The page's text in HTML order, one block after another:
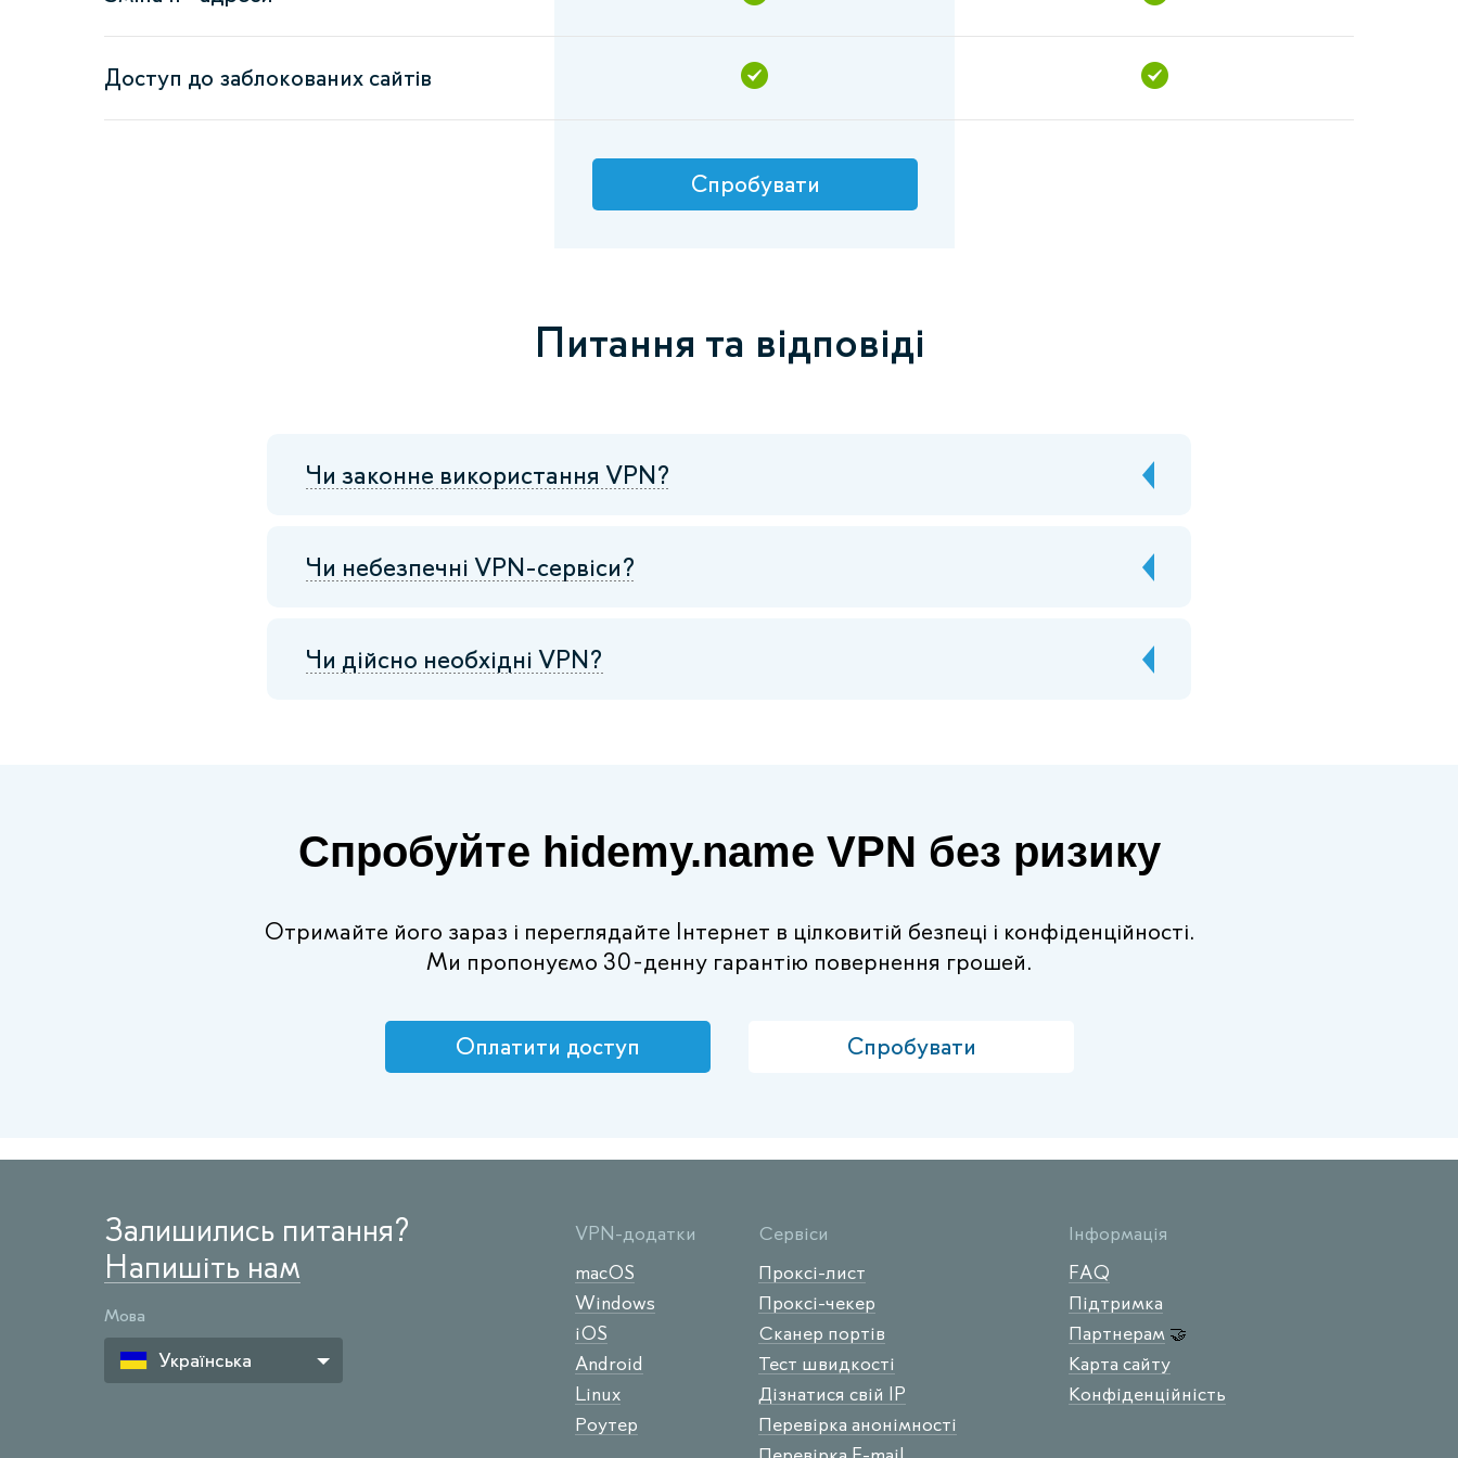
Доступ до заблокованих сайтів
Спробувати
Питання та відповіді
Чи законне використання VPN?
Чи небезпечні VPN-сервіси?
Чи дійсно необхідні VPN?
Спробуйте hidemy.name VPN без ризику
Отримайте його зараз і переглядайте Інтернет в цілковитій безпеці і конфіденційності.
Ми пропонуємо 30-денну гарантію повернення грошей.
Оплатити доступ Спробувати
Залишились питання?
Напишіть нам
Мова
Українська
VPN-додатки
macOS
Windows
iOS
Android
Linux
Роутер
Сервіси
Проксі-лист
Проксі-чекер
Сканер портів
Тест швидкості
Дізнатися свій IP
Перевірка анонімності
Інформація
FAQ
Підтримка
Партнерам 🤝
Карта сайту
Конфіденційність